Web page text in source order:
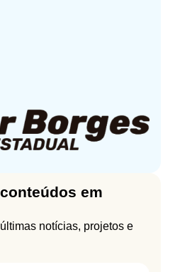
em
notícias, projetos e